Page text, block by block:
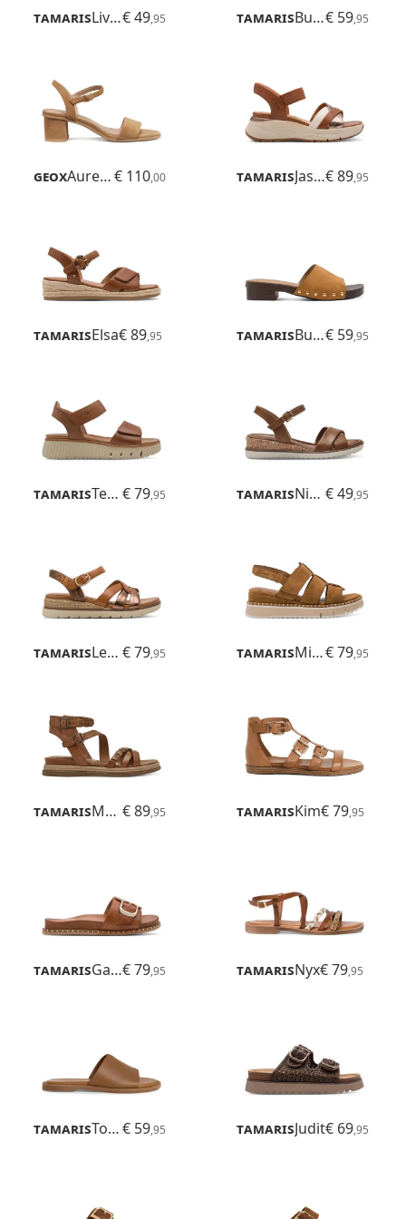
Tamaris Livian€ 49,95 Tamaris Buela€ 59,95
Geox Aurely 50€ 110,00 Tamaris Jasmin€ 89,95
TamarisElsa€ 89,95 Tamaris Buela€ 59,95
Tamaris Tessa € 79,95 Tamaris Nirmala € 49,95
Tamaris Leanna € 79,95 Tamaris Michi€ 79,95
Tamaris Mella € 89,95 TamarisKim€ 79,95
Tamaris Gafu€ 79,95 TamarisNyx€ 79,95
Tamaris Toffy€ 59,95 TamarisJudit€ 69,95